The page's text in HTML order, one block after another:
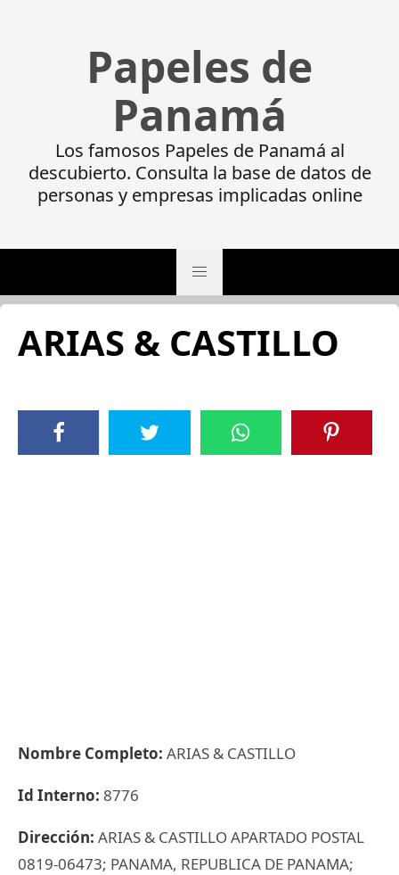
Papeles de
Panamá
Los famosos Papeles de Panamá al
descubierto. Consulta la base de datos de
personas y empresas implicadas online
ARIAS & CASTILLO
Nombre Completo: ARIAS & CASTILLO
Id Interno: 8776
Dirección: ARIAS & CASTILLO APARTADO POSTAL
0819-06473; PANAMA, REPUBLICA DE PANAMA;